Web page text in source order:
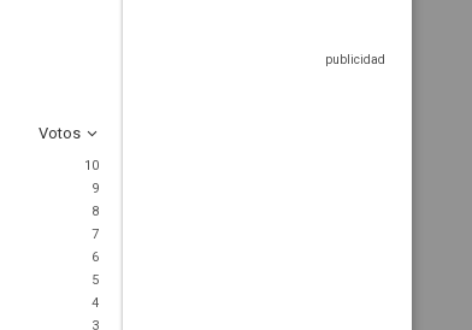
Votos
10
9
8
7
6
5
4
3